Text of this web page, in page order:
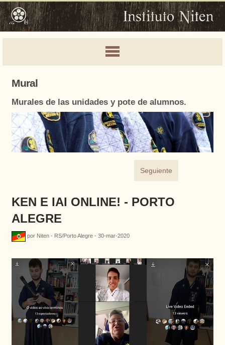
Mural
Murales de las unidades y pote de alumnos.
Seguiente
KEN E IAI ONLINE! - PORTO
ALEGRE
por Niten - RS/Porto Alegre - 30-mar-2020